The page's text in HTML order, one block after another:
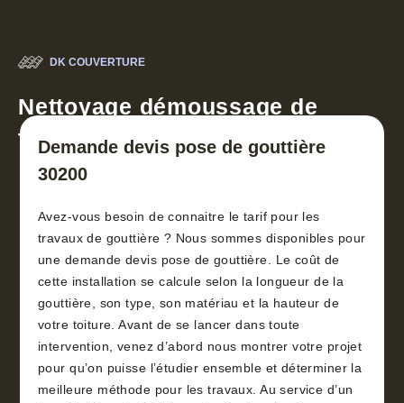
DK COUVERTURE
Nettoyage démoussage de
toiture 30
Demande devis pose de gouttière
30200
Avez-vous besoin de connaitre le tarif pour les
travaux de gouttière ? Nous sommes disponibles pour
une demande devis pose de gouttière. Le coût de
cette installation se calcule selon la longueur de la
gouttière, son type, son matériau et la hauteur de
votre toiture. Avant de se lancer dans toute
intervention, venez d’abord nous montrer votre projet
pour qu’on puisse l’étudier ensemble et déterminer la
meilleure méthode pour les travaux. Au service d’un